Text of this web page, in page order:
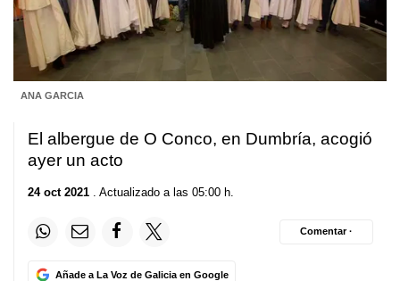
ANA GARCIA
El albergue de O Conco, en Dumbría, acogió
ayer un acto
24 oct 2021 . Actualizado a las 05:00 h.
Añade a La Voz de Galicia en Google
Comentar ·